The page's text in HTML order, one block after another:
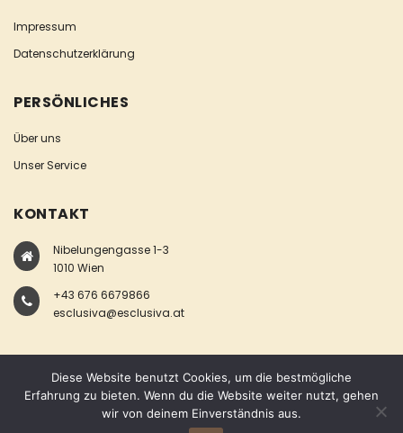
Impressum
Datenschutzerklärung
PERSÖNLICHES
Über uns
Unser Service
KONTAKT
Nibelungengasse 1-3
1010 Wien
+43 676 6679866
esclusiva@esclusiva.at
COPYRIGHT © ESCLUSIVA
Diese Website benutzt Cookies, um die bestmögliche
Erfahrung zu bieten. Wenn du die Website weiter nutzt, gehen
wir von deinem Einverständnis aus.